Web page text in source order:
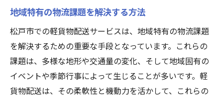
地域特有の物流課題を解決する方法
松戸市での軽貨物配送サービスは、地域特有の物流課題
を解決するための重要な手段となっています。これらの
課題は、多様な地形や交通量の変化、そして地域固有の
イベントや季節行事によって生じることが多いです。軽
貨物配送は、その柔軟性と機動力を活かして、これらの